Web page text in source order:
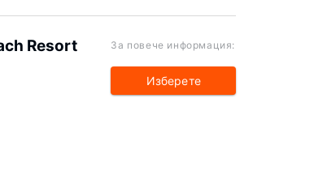
Resort За повече информация:
Изберете